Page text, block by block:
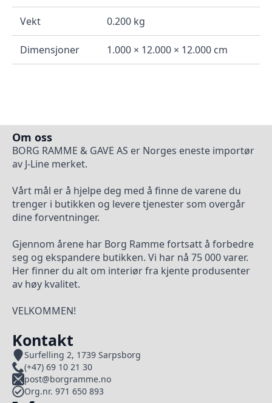
Vekt 0.200 kg
Dimensjoner 1.000 × 12.000 × 12.000 cm
Om oss
BORG RAMME & GAVE AS er Norges eneste importør
av J-Line merket.
Vårt mål er å hjelpe deg med å finne de varene du
trenger i butikken og levere tjenester som overgår
dine forventninger.
Gjennom årene har Borg Ramme fortsatt å forbedre
seg og ekspandere butikken. Vi har nå 75 000 varer.
Her finner du alt om interiør fra kjente produsenter
av høy kvalitet.
VELKOMMEN!
Kontakt
Surfelling 2, 1739 Sarpsborg
(+47) 69 10 21 30
post@borgramme.no
Org.nr. 971 650 893